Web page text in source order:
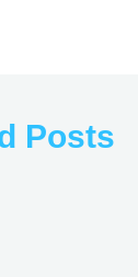
Posts